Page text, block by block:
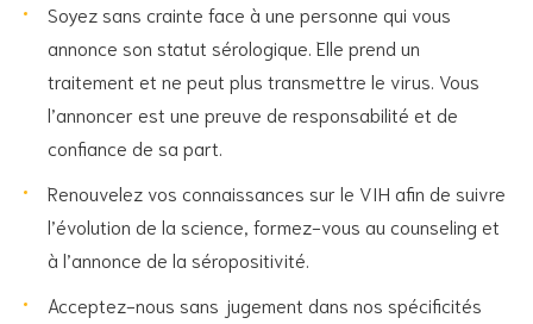
Soyez sans crainte face à une personne qui vous
annonce son statut sérologique. Elle prend un
traitement et ne peut plus transmettre le virus. Vous
l’annoncer est une preuve de responsabilité et de
confiance de sa part.
Renouvelez vos connaissances sur le VIH afin de suivre
l’évolution de la science, formez-vous au counseling et
à l’annonce de la séropositivité.
Acceptez-nous sans jugement dans nos spécificités